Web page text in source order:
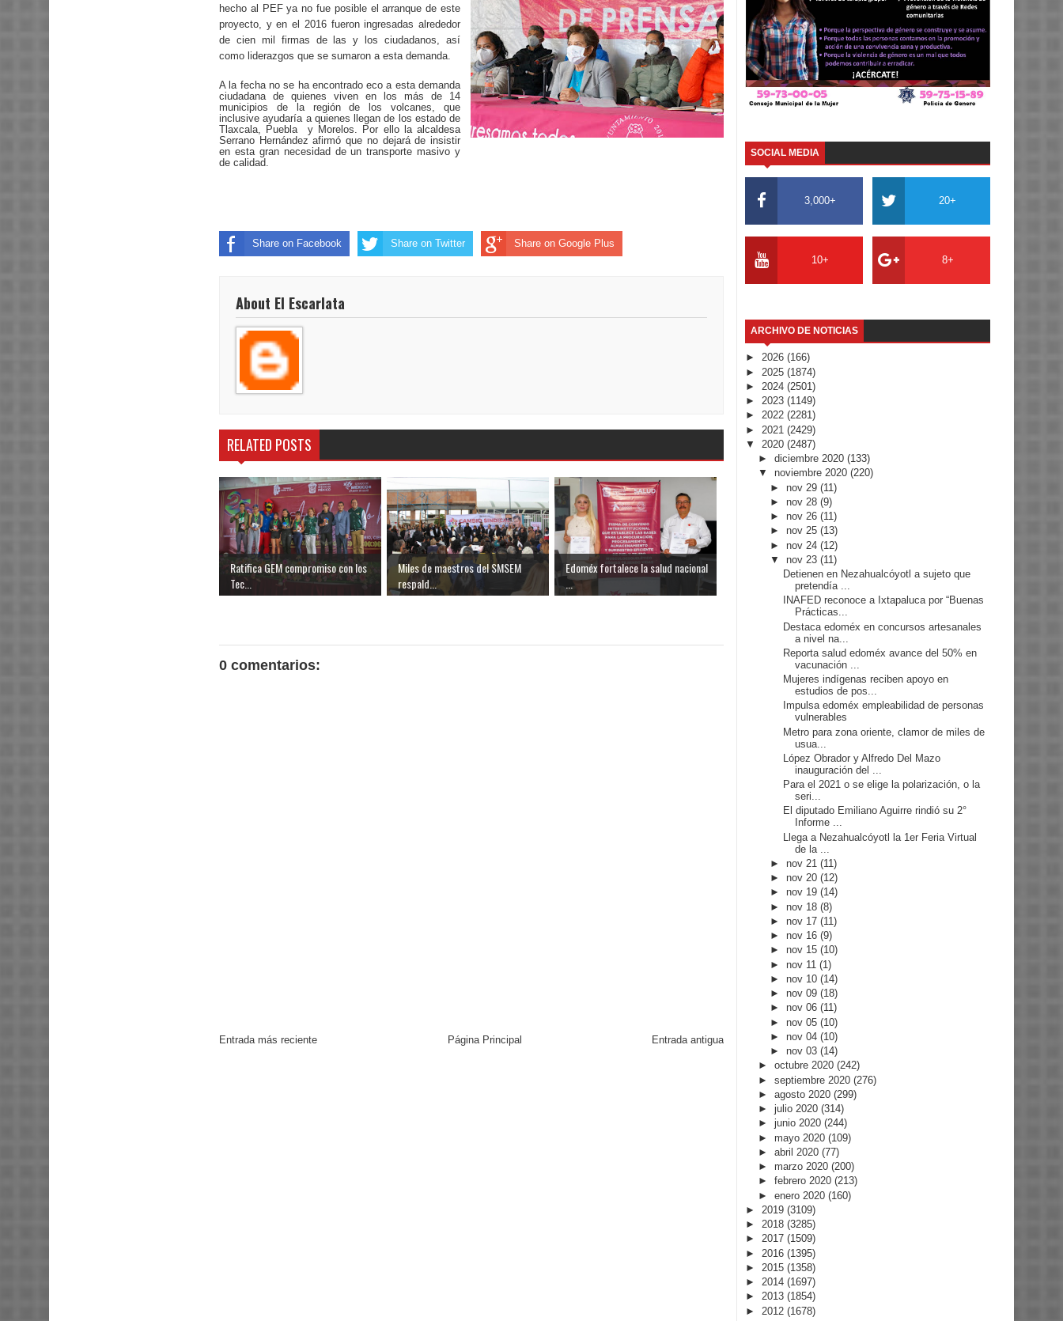
hecho al PEF ya no fue posible el arranque de este
proyecto, y en el 2016 fueron ingresadas alrededor
de cien mil firmas de las y los ciudadanos, así
como liderazgos que se sumaron a esta demanda.
A la fecha no se ha encontrado eco a esta demanda
ciudadana de quienes viven en los más de 14
municipios de la región de los volcanes, que
inclusive ayudaría a quienes llegan de los estado de
Tlaxcala, Puebla y Morelos. Por ello la alcaldesa
Serrano Hernández afirmó que no dejará de insistir
en esta gran necesidad de un transporte masivo y
de calidad.
Share on Facebook Share on Twitter Share on Google Plus
About El Escarlata
RELATED POSTS
Ratifica GEM compromiso con los
Tec...
Miles de maestros del SMSEM
respald...
Edoméx fortalece la salud nacional
...
0 comentarios:
Entrada más reciente Entrada antigua
Página Principal
SOCIAL MEDIA
3,000+ 20+
10+ 8+
ARCHIVO DE NOTICIAS
► 2026 (166)
► 2025 (1874)
► 2024 (2501)
► 2023 (1149)
► 2022 (2281)
► 2021 (2429)
▼ 2020 (2487)
► diciembre 2020 (133)
▼ noviembre 2020 (220)
► nov 29(11)
► nov 28(9)
► nov 26(11)
► nov 25(13)
► nov 24(12)
▼ nov 23(11)
Detienen en Nezahualcóyotl a sujeto que
pretendía ...
INAFED reconoce a Ixtapaluca por “Buenas
Prácticas...
Destaca edoméx en concursos artesanales
a nivel na...
Reporta salud edoméx avance del 50% en
vacunación ...
Mujeres indígenas reciben apoyo en
estudios de pos...
Impulsa edoméx empleabilidad de personas
vulnerables
Metro para zona oriente, clamor de miles de
usua...
López Obrador y Alfredo Del Mazo
inauguración del ...
Para el 2021 o se elige la polarización, o la
seri...
El diputado Emiliano Aguirre rindió su 2°
Informe ...
Llega a Nezahualcóyotl la 1er Feria Virtual
de la ...
► nov 21(11)
► nov 20(12)
► nov 19(14)
► nov 18(8)
► nov 17(11)
► nov 16(9)
► nov 15(10)
► nov 11(1)
► nov 10(14)
► nov 09(18)
► nov 06(11)
► nov 05(10)
► nov 04(10)
► nov 03(14)
► octubre 2020 (242)
► septiembre 2020 (276)
► agosto 2020 (299)
► julio 2020 (314)
► junio 2020 (244)
► mayo 2020 (109)
► abril 2020 (77)
► marzo 2020 (200)
► febrero 2020 (213)
► enero 2020 (160)
► 2019 (3109)
► 2018 (3285)
► 2017 (1509)
► 2016 (1395)
► 2015 (1358)
► 2014 (1697)
► 2013 (1854)
► 2012 (1678)